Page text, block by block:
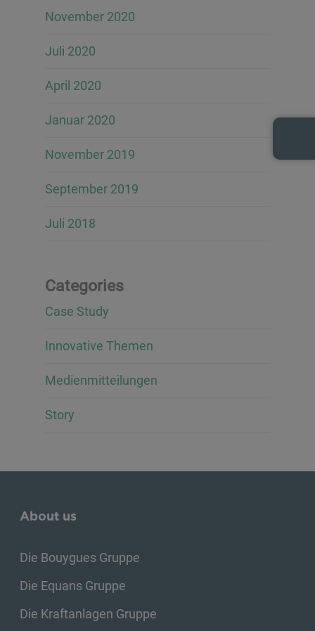
November 2020
Juli 2020
April 2020
Januar 2020
November 2019
September 2019
Juli 2018
Categories
Case Study
Innovative Themen
Medienmitteilungen
Story
About us
Die Bouygues Gruppe
Die Equans Gruppe
Die Kraftanlagen Gruppe